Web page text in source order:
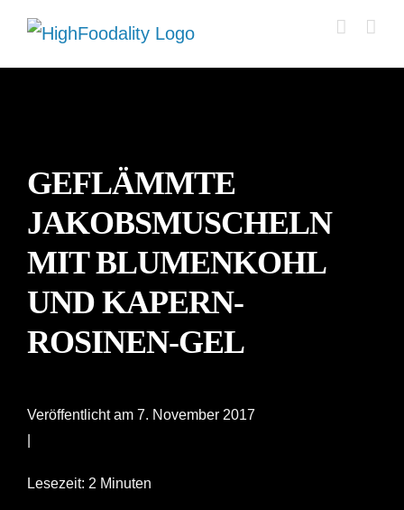
Zum
Inhalt
GEFLÄMMTE
JAKOBSMUSCHELN
MIT BLUMENKOHL
UND KAPERN-
ROSINEN-GEL
Veröffentlicht am 7. November 2017
Lesezeit: 2 Minuten